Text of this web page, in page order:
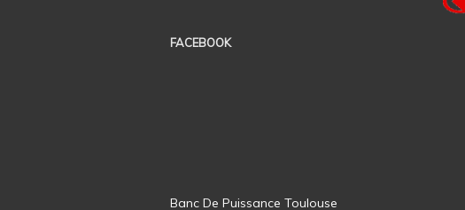
FACEBOOK
Banc De Puissance Toulouse